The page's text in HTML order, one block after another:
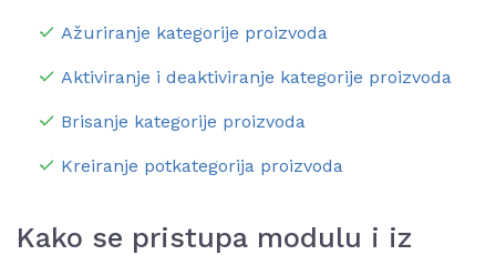
Ažuriranje kategorije proizvoda
Aktiviranje i deaktiviranje kategorije proizvoda
Brisanje kategorije proizvoda
Kreiranje potkategorija proizvoda
Kako se pristupa modulu i iz